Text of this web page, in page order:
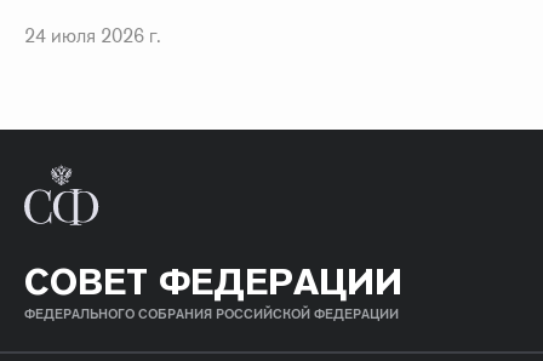
24 июля 2026 г.
СОВЕТ ФЕДЕРАЦИИ
ФЕДЕРАЛЬНОГО СОБРАНИЯ РОССИЙСКОЙ ФЕДЕРАЦИИ